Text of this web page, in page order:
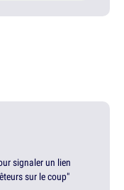
signaler un lien
sur le coup"